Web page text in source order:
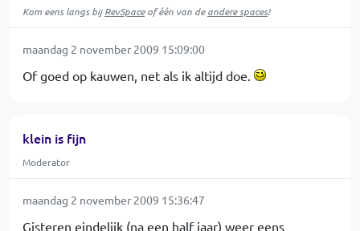
Kom eens langs bijRevSpaceof één van deandere spaces!
maandag 2 november 2009 15:09:00
Of goed op kauwen, net als ik altijd doe.
klein is fijn
Moderator
maandag 2 november 2009 15:36:47
Gisteren eindelijk (na een half jaar) weer eens